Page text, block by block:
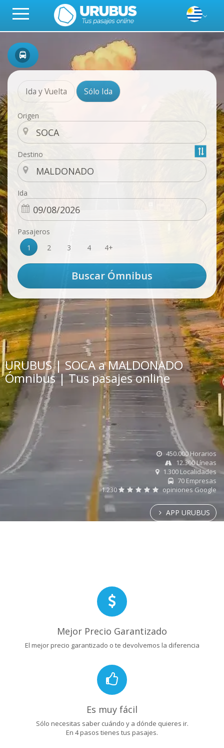
Ida y Vuelta Sólo Ida
Origen
Destino
Ida
Pasajeros
1
2 3 4 4+
URUBUS | SOCA a MALDONADO
Ómnibus | Tus pasajes online
450.000 Horarios
12.300 Líneas
1.300 Localidades
70 Empresas
1.230
opiniones Google
APP URUBUS
Mejor Precio Garantizado
El mejor precio garantizado o te devolvemos la diferencia
Es muy fácil
Sólo necesitas saber cuándo y a dónde quieres ir.
En 4 pasos tienes tus pasajes.